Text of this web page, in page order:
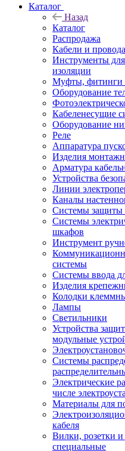
Каталог
Назад
Каталог
Распродажа
Кабели и провода
Инструменты для
изоляции
Муфты, фитинги
Оборудование
Кабеленесущие
Оборудование
Реле
Аппаратура
Изделия
Арматура
Устройства
Линии
Каналы
Системы защиты
Системы
шкафов
Инструмент
системы
Системы ввода
Изделия
Колодки
Лампы
Светильники
Устройства
модульные
Системы
Электрические
числе
Материалы для
кабеля
Вилки, розетки
специальные